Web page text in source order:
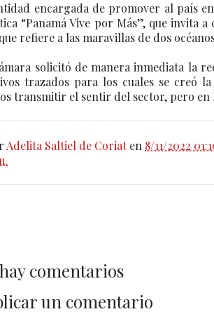
encargada de promover al país
“Panamá Vive por Más”, que
refiere a las maravillas de dos
solicitó de manera inmediata la
trazados para los cuales se creó
transmitir el sentir del sector, pero en
Adelita Saltiel de Coriat en 8/11/2022
comentarios
un comentario